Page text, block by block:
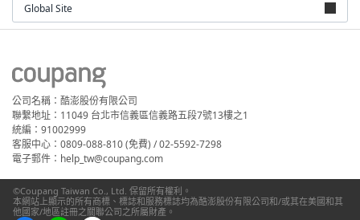
Global Site
公司名稱：酷澎股份有限公司
聯繫地址：11049 台北市信義區信義路五段7號13樓之1
統編：91002999
客服中心：0809-088-810 (免費) / 02-5592-7298
電子郵件：help_tw@coupang.com
©Coupang Taiwan Co., Ltd. 保留所有權利。
本網站上顯示的所有商標、標誌和服務標誌均為酷澎股份有限公司和/或其在美國和其
他國家/地區註冊之關聯公司之所屬財產。